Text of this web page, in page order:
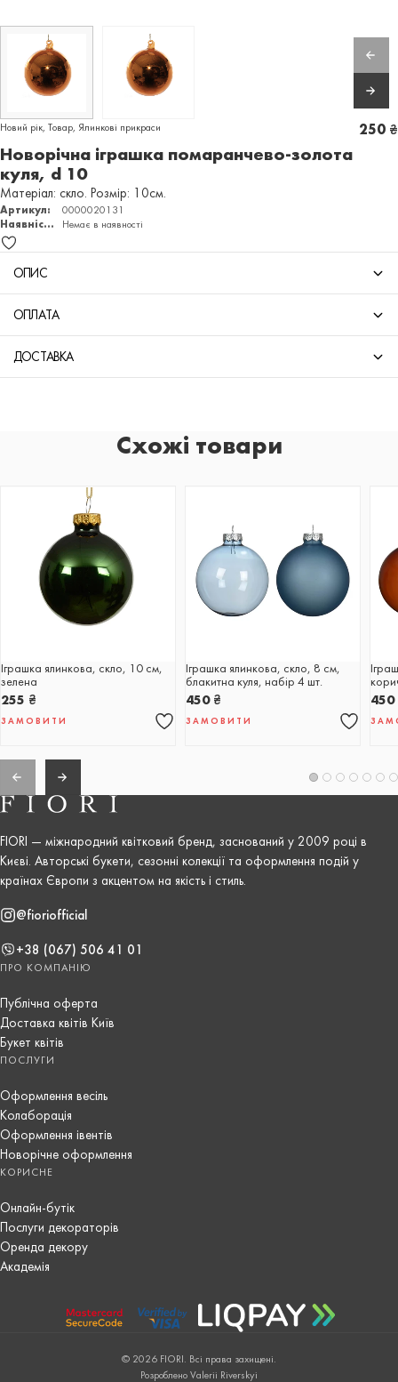
Новий рік, Товар, Ялинкові прикраси
Новорічна іграшка помаранчево-золота
куля, d 10
250 ₴
Матеріал: скло. Розмір: 10см.
Артикул:
0000020131
Наявність:
Немає в наявності
ОПИС
ОПЛАТА
ДОСТАВКА
Схожі товари
Іграшка ялинкова, скло, 10 см,
зелена
255 ₴
ЗАМОВИТИ
Іграшка ялинкова, скло, 8 см,
блакитна куля, набір 4 шт.
450 ₴
ЗАМОВИТИ
450
FIORI — міжнародний квітковий бренд, заснований у 2009 році в
Києві. Авторські букети, сезонні колекції та оформлення подій у
країнах Європи з акцентом на якість і стиль.
@fioriofficial
+38 (067) 506 41 01
ПРО КОМПАНІЮ
Публічна оферта
Доставка квітів Київ
Букет квітів
ПОСЛУГИ
Оформлення весіль
Колаборація
Оформлення івентів
Новорічне оформлення
КОРИСНЕ
Онлайн-бутік
Послуги декораторів
Оренда декору
Академія
© 2026 FIORI. Всі права захищені.
Розроблено Valerii Riverskyi